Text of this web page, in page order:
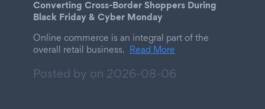
Converting Cross-Border Shoppers During
Black Friday & Cyber Monday
Online commerce is an integral part of the
overall retail business. Read More
Posted by on 2026-08-06